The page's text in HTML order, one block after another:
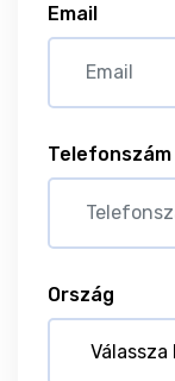
Email
Telefonszám
Ország